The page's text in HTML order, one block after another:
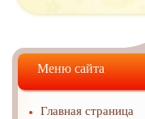
Меню сайта
Главная страница